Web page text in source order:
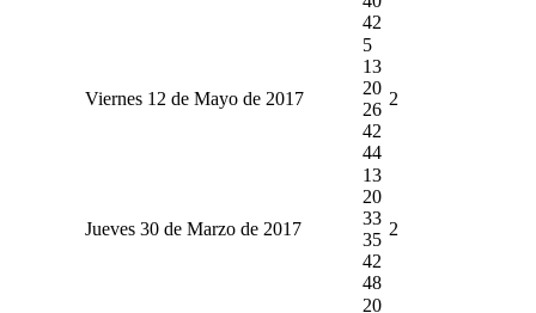
42
Viernes 12 de Mayo de 2017
5
13
20
26
42
44
2
Jueves 30 de Marzo de 2017
13
20
33
35
42
48
2
20